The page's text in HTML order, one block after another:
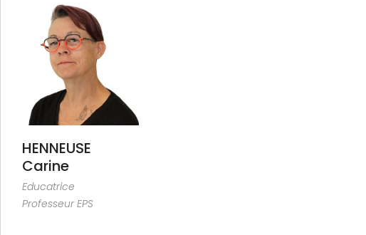
HENNEUSE
Carine
Educatrice
Professeur EPS